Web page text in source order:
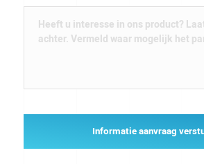
Informatie aanvraag